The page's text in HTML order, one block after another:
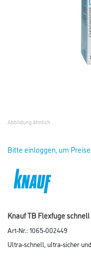
Abbildung ähnlich
Bitte einloggen, um
Knauf TB Flexfuge
Art-Nr.:1065-002449
Ultra-schnell, ultra-sicher